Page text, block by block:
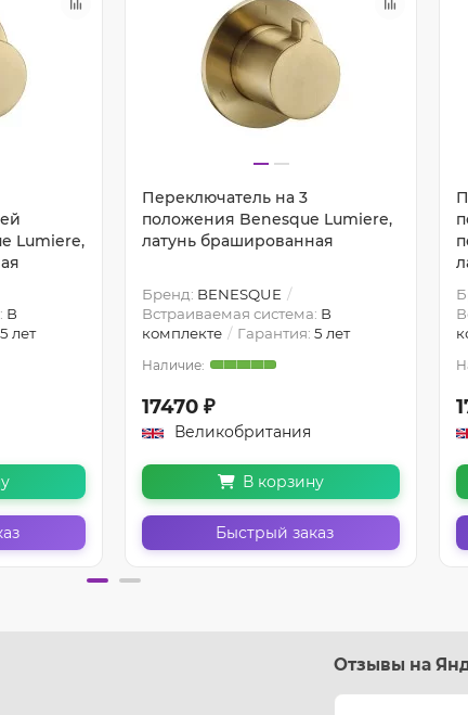
Lumiere,
В
5 лет
Переключатель на 3
положения Benesque Lumiere,
латунь брашированная
Бренд: BENESQUE
Встраиваемая система: В
комплекте
Гарантия: 5 лет
17470 ₽
Великобритания
В корзину
Быстрый заказ
Отзывы на